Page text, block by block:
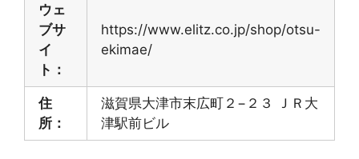
ウェ
ブサ
イ
ト：
https://www.elitz.co.jp/shop/otsu-
ekimae/
住
所：
滋賀県大津市末広町２−２３ ＪＲ大
津駅前ビル